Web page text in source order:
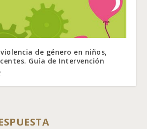
de género en niños,
Guía de Intervención